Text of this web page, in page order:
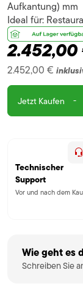
Aufkantung) mm
2.452,00 €
Ideal für:
Jetzt Kaufen -
Technischer
Support
Vor und nach dem
Wie geht es
Schreiben Sie